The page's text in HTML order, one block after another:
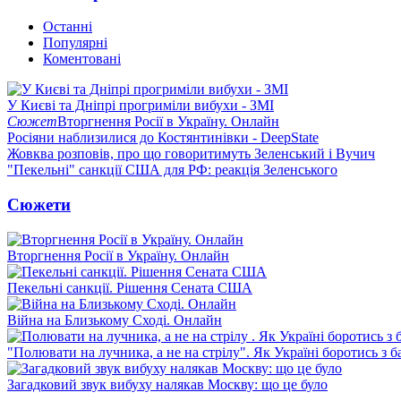
Останні
Популярні
Коментовані
У Києві та Дніпрі прогриміли вибухи - ЗМІ
СюжетВторгнення Росії в Україну. Онлайн
Росіяни наблизилися до Костянтинівки - DeepState
Жовква розповів, про що говоритимуть Зеленський і Вучич
"Пекельні" санкції США для РФ: реакція Зеленського
Сюжети
Вторгнення Росії в Україну. Онлайн
Пекельні санкції. Рішення Сената США
Війна на Близькому Сході. Онлайн
"Полювати на лучника, а не на стрілу". Як Україні боротись з
Загадковий звук вибуху налякав Москву: що це було